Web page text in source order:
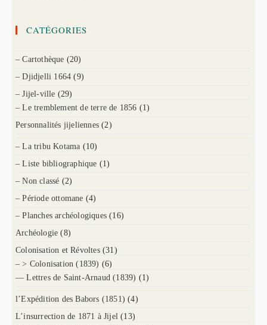
CATÉGORIES
– Cartothèque (20)
– Djidjelli 1664 (9)
– Jijel-ville (29)
– Le tremblement de terre de 1856 (1)
Personnalités jijeliennes (2)
– La tribu Kotama (10)
– Liste bibliographique (1)
– Non classé (2)
– Période ottomane (4)
– Planches archéologiques (16)
Archéologie (8)
Colonisation et Révoltes (31)
– > Colonisation (1839) (6)
— Lettres de Saint-Arnaud (1839) (1)
l’Expédition des Babors (1851) (4)
L’insurrection de 1871 à Jijel (13)